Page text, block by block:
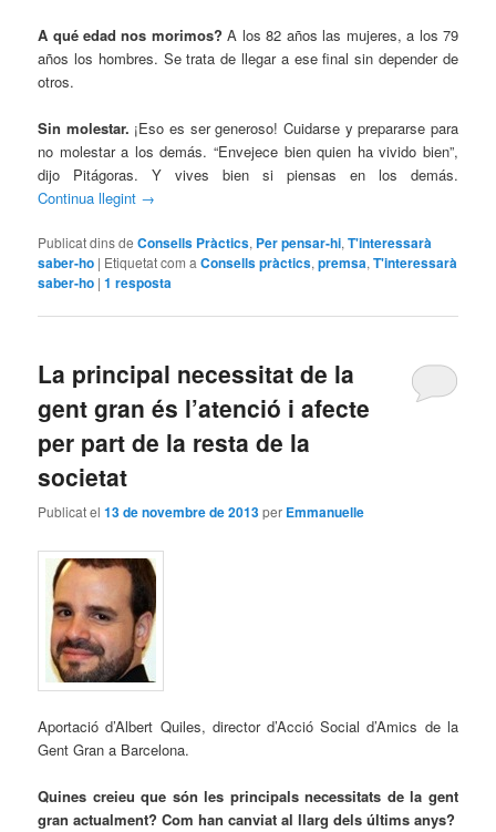
A qué edad nos morimos? A los 82 años las mujeres, a los 79
años los hombres. Se trata de llegar a ese final sin depender de
otros.
Sin molestar. ¡Eso es ser generoso! Cuidarse y prepararse para
no molestar a los demás. “Envejece bien quien ha vivido bien”,
dijo Pitágoras. Y vives bien si piensas en los demás.
Continua llegint →
Publicat dins de Consells Pràctics, Per pensar-hi,T'interessarà
saber-ho | Etiquetat com a Consells pràctics,premsa,T'interessarà
saber-ho |1 resposta
La principal necessitat de la
gent gran és l’atenció i afecte
per part de la resta de la
societat
Publicat el13 de novembre de 2013per Emmanuelle
Aportació d’Albert Quiles, director d’Acció Social d’Amics de la
Gent Gran a Barcelona.
Quines creieu que són les principals necessitats de la gent
gran actualment? Com han canviat al llarg dels últims anys?